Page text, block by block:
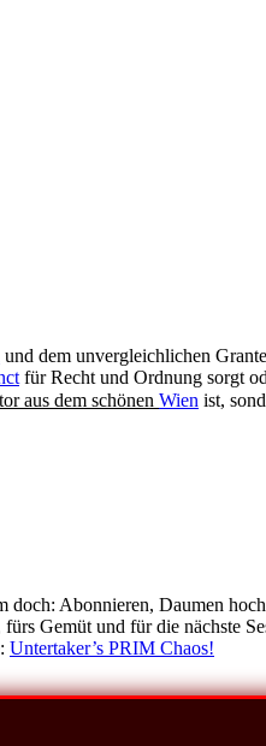
und dem unvergleichlichen
für Recht und Ordnung sorgt
aus dem schönen Wien ist,
doch: Abonnieren, Daumen
Gemüt und für die nächste
Untertaker’s PRIM Chaos!